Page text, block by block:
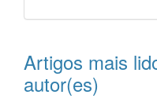
Artigos mais
autor(es)